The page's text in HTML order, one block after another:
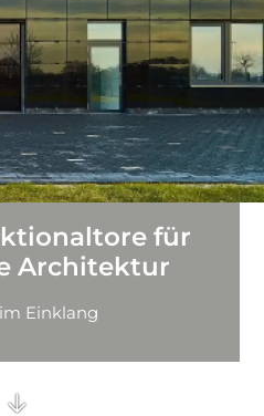
für
Architektur
Einklang